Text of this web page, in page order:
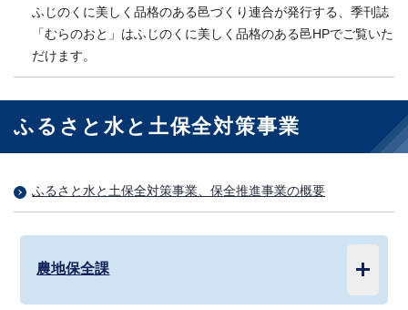
ふじのくに美しく品格のある邑づくり連合が発行する、季刊誌
「むらのおと」はふじのくに美しく品格のある邑HPでご覧いた
だけます。
ふるさと水と土保全対策事業
ふるさと水と土保全対策事業、保全推進事業の概要
農地保全課